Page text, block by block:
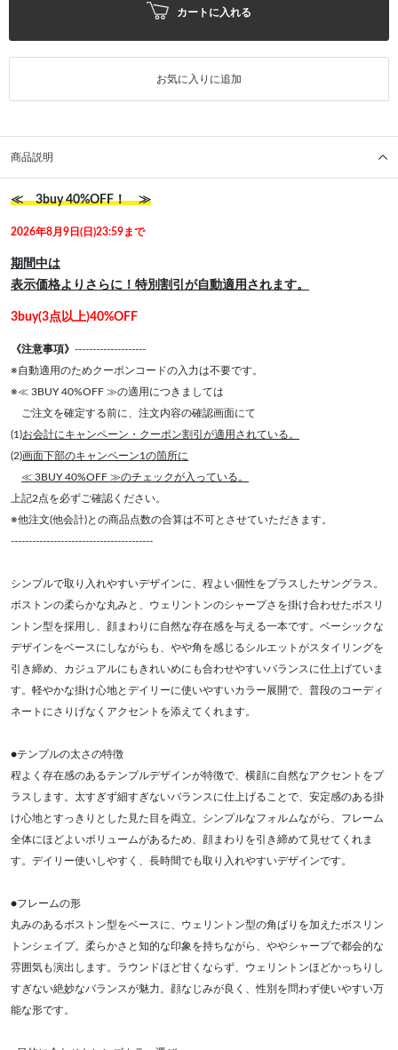
カートに入れる
お気に入りに追加
商品説明
≪ 3buy 40%OFF！ ≫
2026年8月9日(日)23:59まで
期間中は
表示価格よりさらに！特別割引が自動適用されます。
3buy(3点以上)40%OFF
《注意事項》 --------------------
※自動適用のためクーポンコードの入力は不要です。
※≪ 3BUY 40%OFF ≫の適用につきましては
ご注文を確定する前に、注文内容の確認画面にて
(1)お会計にキャンペーン・クーポン割引が適用されている。
(2)画面下部のキャンペーン1の箇所に
≪ 3BUY 40%OFF ≫のチェックが入っている。
上記2点を必ずご確認ください。
※他注文(他会計)との商品点数の合算は不可とさせていただきます。
----------------------------------------
シンプルで取り入れやすいデザインに、程よい個性をプラスしたサングラス。
ボストンの柔らかな丸みと、ウェリントンのシャープさを掛け合わせたボスリ
ントン型を採用し、顔まわりに自然な存在感を与える一本です。ベーシックな
デザインをベースにしながらも、やや角を感じるシルエットがスタイリングを
引き締め、カジュアルにもきれいめにも合わせやすいバランスに仕上げていま
す。軽やかな掛け心地とデイリーに使いやすいカラー展開で、普段のコーディ
ネートにさりげなくアクセントを添えてくれます。
●テンプルの太さの特徴
程よく存在感のあるテンプルデザインが特徴で、横顔に自然なアクセントをプ
ラスします。太すぎず細すぎないバランスに仕上げることで、安定感のある掛
け心地とすっきりとした見た目を両立。シンプルなフォルムながら、フレーム
全体にほどよいボリュームがあるため、顔まわりを引き締めて見せてくれま
す。デイリー使いしやすく、長時間でも取り入れやすいデザインです。
●フレームの形
丸みのあるボストン型をベースに、ウェリントン型の角ばりを加えたボスリン
トンシェイプ。柔らかさと知的な印象を持ちながら、ややシャープで都会的な
雰囲気も演出します。ラウンドほど甘くならず、ウェリントンほどかっちりし
すぎない絶妙なバランスが魅力。顔なじみが良く、性別を問わず使いやすい万
能な形です。